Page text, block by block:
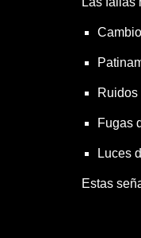
Ruidos
Fugas
Luces
Estas